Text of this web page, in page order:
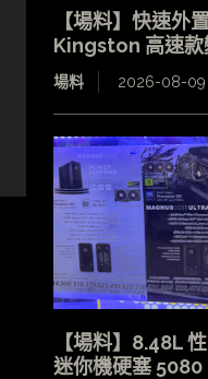
【場料】快速外
Kingston 高速款
場料 2026-08-09
【場料】8.48L
迷你機硬塞 5080